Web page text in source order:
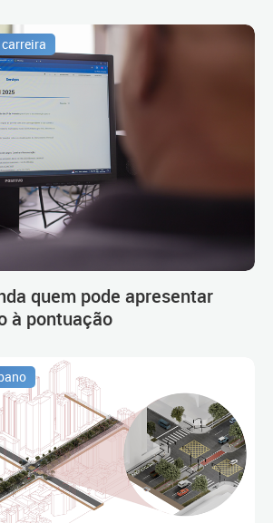
quem pode apresentar
à pontuação